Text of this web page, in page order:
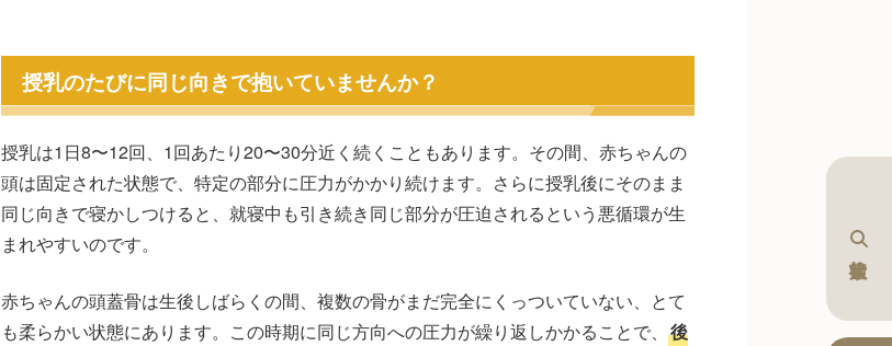
授乳のたびに同じ向きで抱いていませんか？
授乳は1日8〜12回、1回あたり20〜30分近く続くこともあります。その間、赤ちゃんの
頭は固定された状態で、特定の部分に圧力がかかり続けます。さらに授乳後にそのまま
同じ向きで寝かしつけると、就寝中も引き続き同じ部分が圧迫されるという悪循環が生
まれやすいのです。
赤ちゃんの頭蓋骨は生後しばらくの間、複数の骨がまだ完全にくっついていない、とて
も柔らかい状態にあります。この時期に同じ方向への圧力が繰り返しかかることで、 後